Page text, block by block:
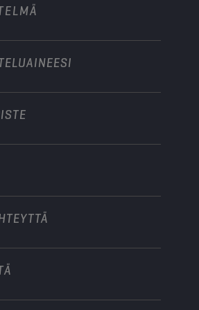
mönkijät
yhteistyökumppanit